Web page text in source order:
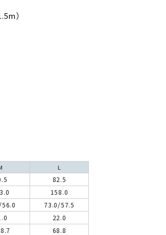
）
L
82.5
158.0
73.0/57.5
22.0
68.8